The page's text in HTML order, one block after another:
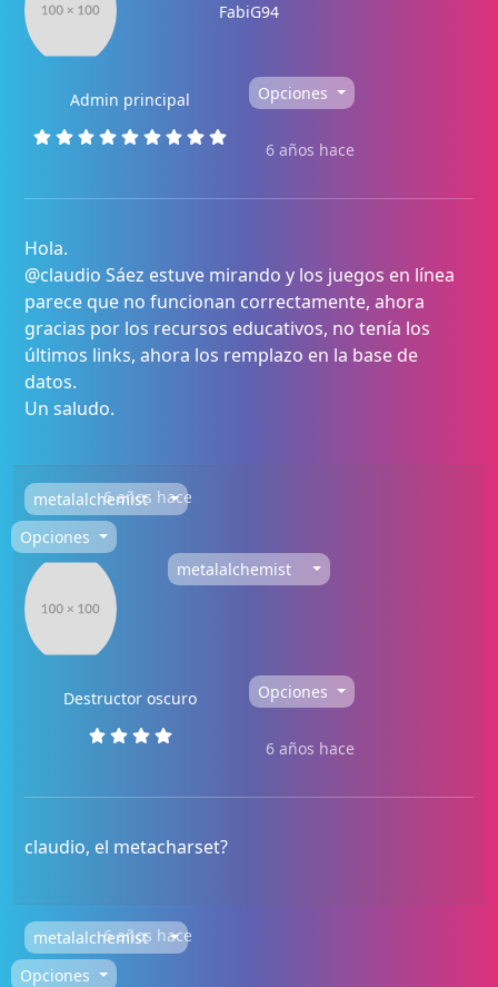
FabiG94
Admin principal Opciones
6 años hace
Hola.
@claudio Sáez estuve mirando y los juegos en línea
parece que no funcionan correctamente, ahora
gracias por los recursos educativos, no tenía los
últimos links, ahora los remplazo en la base de
datos.
Un saludo.
metalalchemist6 años hace
Opciones
metalalchemist
Destructor oscuro Opciones
6 años hace
claudio, el metacharset?
metalalchemist6 años hace
Opciones